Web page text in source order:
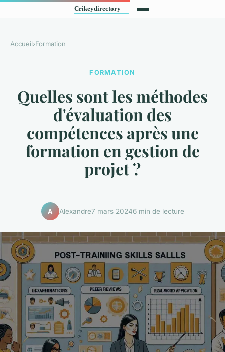
Accueil›Formation
FORMATION
Quelles sont les méthodes
d'évaluation des
compétences après une
formation en gestion de
projet ?
A Alexandre7 mars 20246 min de lecture